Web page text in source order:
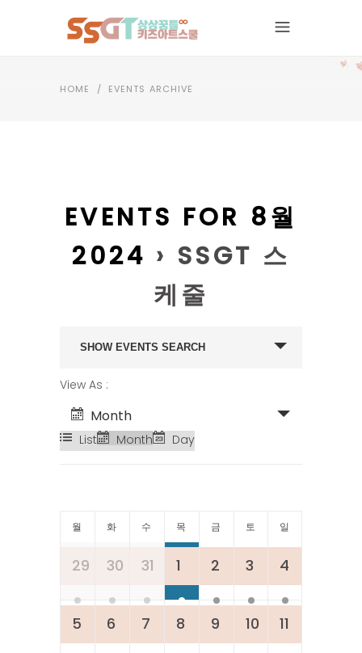
HOME / EVENTS ARCHIVE
EVENTS FOR 8월
2024 › SSGT 스
케줄
EVENTS
SEARCH
AND
VIEWS
NAVIGATION
SHOW EVENTS SEARCH
EVENT
VIEWS
NAVIGATION
View As
Month
List Month Day
CALENDAR
OF
EVENTS
월 화 수 목 금 토 일
29 30 31 1 2 3 4
5 6 7 8 9 10 11